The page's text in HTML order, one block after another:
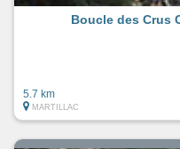
Boucle des Crus
5.7 km
MARTILLAC